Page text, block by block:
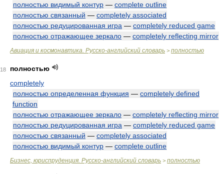
полностью видимый контур — complete outline
полностью связанный — completely associated
полностью редуцированная игра — completely reduced game
полностью отражающее зеркало — completely reflecting mirror
Авиация и космонавтика. Русско-английский словарь > полностью
18
полностью
completely
полностью определенная функция — completely defined
function
полностью отражающее зеркало — completely reflecting mirror
полностью редуцированная игра — completely reduced game
полностью связанный — completely associated
полностью видимый контур — complete outline
Бизнес, юриспруденция. Русско-английский словарь > полностью